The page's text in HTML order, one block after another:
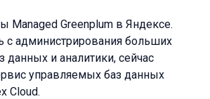
Managed Greenplum в Яндексе.
с администрирования больших
данных и аналитики, сейчас
управляемых баз данных
Cloud.